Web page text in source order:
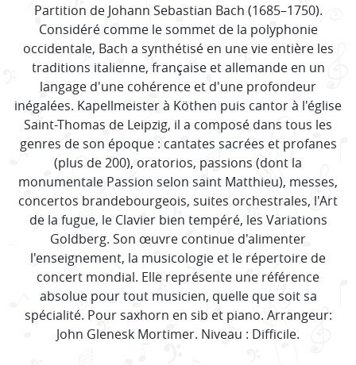
Partition de Johann Sebastian Bach (1685–1750).
Considéré comme le sommet de la polyphonie
occidentale, Bach a synthétisé en une vie entière les
traditions italienne, française et allemande en un
langage d'une cohérence et d'une profondeur
inégalées. Kapellmeister à Köthen puis cantor à l'église
Saint-Thomas de Leipzig, il a composé dans tous les
genres de son époque : cantates sacrées et profanes
(plus de 200), oratorios, passions (dont la
monumentale Passion selon saint Matthieu), messes,
concertos brandebourgeois, suites orchestrales, l'Art
de la fugue, le Clavier bien tempéré, les Variations
Goldberg. Son œuvre continue d'alimenter
l'enseignement, la musicologie et le répertoire de
concert mondial. Elle représente une référence
absolue pour tout musicien, quelle que soit sa
spécialité. Pour saxhorn en sib et piano. Arrangeur:
John Glenesk Mortimer. Niveau : Difficile.